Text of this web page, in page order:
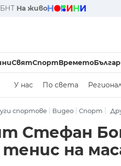
БНТ На живо
СвятСпортВремето
У нас По света
спортове Видео Спорт
Стефан
на